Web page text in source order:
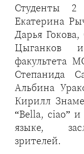
Студенты 2
Екатерина
Дарья
Цыганков
факультета
Степанида
Альбина
Кирилл
“Bella, ciao”
языке,
зрителей.